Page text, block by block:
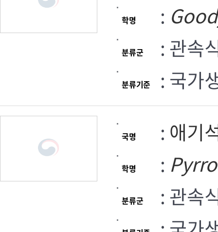
학명 :
분류군 : 관속
분류기준 : 국가
국명 : 애기
학명 :
분류군 : 관속